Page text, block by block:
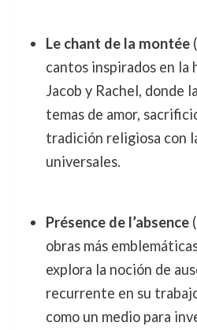
Le chant de la montée
cantos inspirados en la
Jacob y Rachel, donde
temas de amor,
tradición religiosa con
universales.
Présence de l’absence
obras más
explora la noción de
recurrente en su
como un medio para